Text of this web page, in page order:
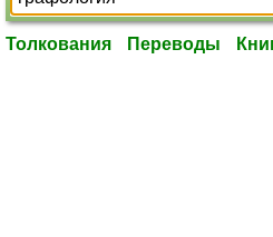
Толкования Переводы